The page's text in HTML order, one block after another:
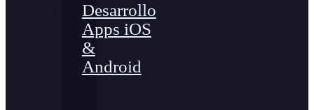
Desarrollo
Apps iOS
&
Android